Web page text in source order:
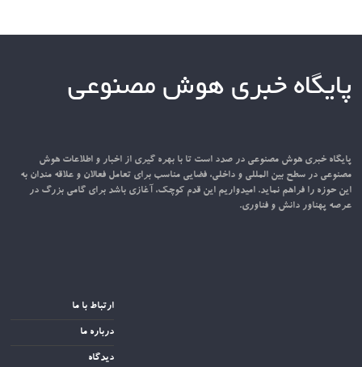
پایگاه خبری هوش مصنوعی
پایگاه خبری هوش مصنوعی در صدد است تا با بهره گیری از اخبار و اطلاعات هوش
مصنوعی در سطح بین المللی و داخلی، فضایی مناسب برای تعامل فعالان و علاقه مندان به
این حوزه را فراهم نماید. امیدواریم این قدم کوچک، آغازی باشد برای گامی بزرگ در
عرصه پهناور دانش و فناوری.
ارتباط با ما
درباره ما
دیدگاه